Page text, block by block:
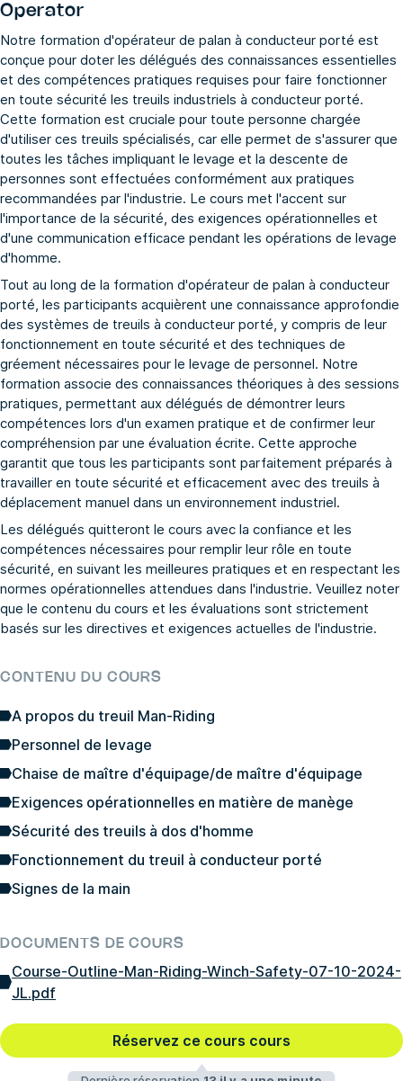
Operator
Notre formation d'opérateur de palan à conducteur porté est
conçue pour doter les délégués des connaissances essentielles
et des compétences pratiques requises pour faire fonctionner
en toute sécurité les treuils industriels à conducteur porté.
Cette formation est cruciale pour toute personne chargée
d'utiliser ces treuils spécialisés, car elle permet de s'assurer que
toutes les tâches impliquant le levage et la descente de
personnes sont effectuées conformément aux pratiques
recommandées par l'industrie. Le cours met l'accent sur
l'importance de la sécurité, des exigences opérationnelles et
d'une communication efficace pendant les opérations de levage
d'homme.
Tout au long de la formation d'opérateur de palan à conducteur
porté, les participants acquièrent une connaissance approfondie
des systèmes de treuils à conducteur porté, y compris de leur
fonctionnement en toute sécurité et des techniques de
gréement nécessaires pour le levage de personnel. Notre
formation associe des connaissances théoriques à des sessions
pratiques, permettant aux délégués de démontrer leurs
compétences lors d'un examen pratique et de confirmer leur
compréhension par une évaluation écrite. Cette approche
garantit que tous les participants sont parfaitement préparés à
travailler en toute sécurité et efficacement avec des treuils à
déplacement manuel dans un environnement industriel.
Les délégués quitteront le cours avec la confiance et les
compétences nécessaires pour remplir leur rôle en toute
sécurité, en suivant les meilleures pratiques et en respectant les
normes opérationnelles attendues dans l'industrie. Veuillez noter
que le contenu du cours et les évaluations sont strictement
basés sur les directives et exigences actuelles de l'industrie.
CONTENU DU COURS
A propos du treuil Man-Riding
Personnel de levage
Chaise de maître d'équipage/de maître d'équipage
Exigences opérationnelles en matière de manège
Sécurité des treuils à dos d'homme
Fonctionnement du treuil à conducteur porté
Signes de la main
DOCUMENTS DE COURS
Course-Outline-Man-Riding-Winch-Safety-07-10-2024-
JL.pdf
Réservez ce cours cours